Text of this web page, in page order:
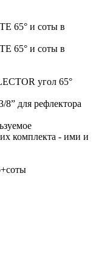
65° и соты в
65° и соты в
угол 65°
для рефлектора
комплекта - ими и